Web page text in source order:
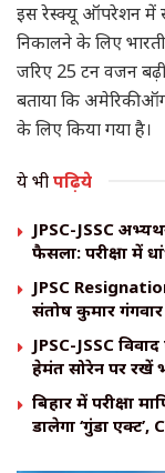
इस रेस्क्यू ऑपरेशन में
निकालने के लिए
जरिए 25 टन वजन
बताया कि अमेरिकी
के लिए किया गया है।
ये भीपढ़िये
JPSC-JSSC
फैसला: परीक्षा में
JPSC
संतोष कुमार गंगवार
JPSC-JSSC
हेमंत सोरेन पर रखें
बिहार में परीक्षा
डालेगा ‘गुंडा एक्ट’,